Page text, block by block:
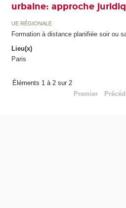
urbaine: approche
UE RÉGIONALE
Formation à distance planifiée soir ou
Lieu(x)
Paris
Éléments 1 à 2 sur 2
Premier